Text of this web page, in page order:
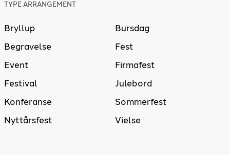
TYPE ARRANGEMENT
Bryllup
Bursdag
Begravelse
Fest
Event
Firmafest
Festival
Julebord
Konferanse
Sommerfest
Nyttårsfest
Vielse